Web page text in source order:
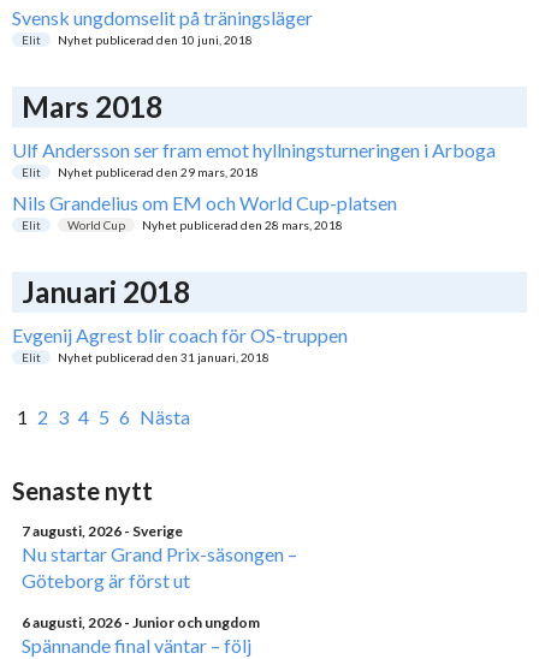
Svensk ungdomselit på träningsläger
Elit Nyhet publicerad den 10 juni, 2018
Mars 2018
Ulf Andersson ser fram emot hyllningsturneringen i Arboga
Elit Nyhet publicerad den 29 mars, 2018
Nils Grandelius om EM och World Cup-platsen
Elit World Cup Nyhet publicerad den 28 mars, 2018
Januari 2018
Evgenij Agrest blir coach för OS-truppen
Elit Nyhet publicerad den 31 januari, 2018
1 2 3 4 5 6 Nästa
Senaste nytt
7 augusti, 2026 - Sverige
Nu startar Grand Prix-säsongen –
Göteborg är först ut
6 augusti, 2026 - Junior och ungdom
Spännande final väntar – följ